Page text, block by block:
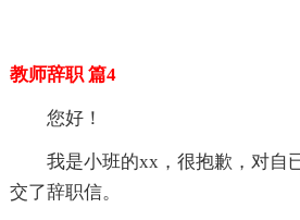
教师辞职 篇4
您好！
我是小班的xx，很抱歉，对自
交了辞职信。